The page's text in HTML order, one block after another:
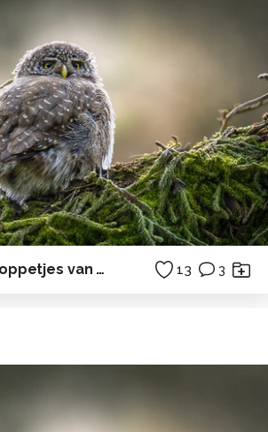
kijk eens in de poppetjes van mijn ogen... 13 3